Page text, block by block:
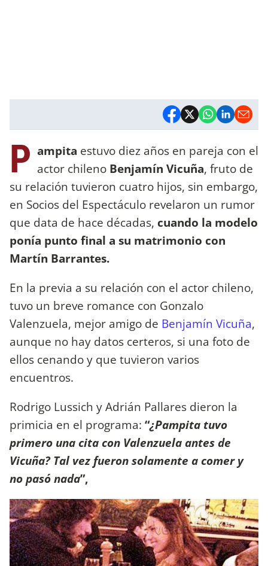
P ampita estuvo diez años en pareja con el
actor chileno Benjamín Vicuña, fruto de
su relación tuvieron cuatro hijos, sin embargo,
en Socios del Espectáculo revelaron un rumor
que data de hace décadas, cuando la modelo
ponía punto final a su matrimonio con
Martín Barrantes.
En la previa a su relación con el actor chileno,
tuvo un breve romance con Gonzalo
Valenzuela, mejor amigo de Benjamín Vicuña,
aunque no hay datos certeros, si una foto de
ellos cenando y que tuvieron varios
encuentros.
Rodrigo Lussich y Adrián Pallares dieron la
primicia en el programa: “¿Pampita tuvo
primero una cita con Valenzuela antes de
Vicuña? Tal vez fueron solamente a comer y
no pasó nada”,